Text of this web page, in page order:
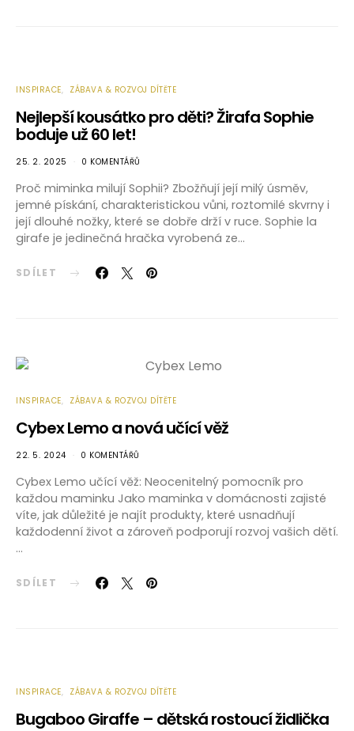
INSPIRACE ZÁBAVA & ROZVOJ DÍTĚTE
Nejlepší kousátko pro děti? Žirafa Sophie
boduje už 60 let!
25. 2. 2025 0 KOMENTÁŘŮ
Proč miminka milují Sophii? Zbožňují její milý úsměv,
jemné pískání, charakteristickou vůni, roztomilé skvrny i
její dlouhé nožky, které se dobře drží v ruce. Sophie la
girafe je jedinečná hračka vyrobená ze…
SDÍLET
INSPIRACE ZÁBAVA & ROZVOJ DÍTĚTE
Cybex Lemo a nová učící věž
22. 5. 2024 0 KOMENTÁŘŮ
Cybex Lemo učící věž: Neocenitelný pomocník pro
každou maminku Jako maminka v domácnosti zajisté
víte, jak důležité je najít produkty, které usnadňují
každodenní život a zároveň podporují rozvoj vašich dětí.
…
SDÍLET
INSPIRACE ZÁBAVA & ROZVOJ DÍTĚTE
Bugaboo Giraffe – dětská rostoucí židlička